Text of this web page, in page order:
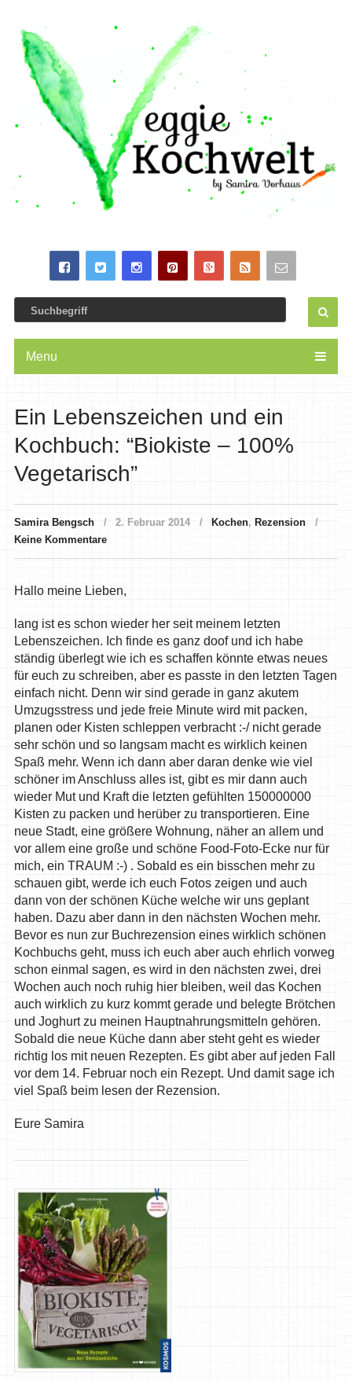
Menu
Ein Lebenszeichen und ein
Kochbuch: “Biokiste – 100%
Vegetarisch”
Samira Bengsch 2. Februar 2014 Kochen, Rezension
Keine Kommentare
Hallo meine Lieben,
lang ist es schon wieder her seit meinem letzten
Lebenszeichen. Ich finde es ganz doof und ich habe
ständig überlegt wie ich es schaffen könnte etwas neues
für euch zu schreiben, aber es passte in den letzten Tagen
einfach nicht. Denn wir sind gerade in ganz akutem
Umzugsstress und jede freie Minute wird mit packen,
planen oder Kisten schleppen verbracht :-/ nicht gerade
sehr schön und so langsam macht es wirklich keinen
Spaß mehr. Wenn ich dann aber daran denke wie viel
schöner im Anschluss alles ist, gibt es mir dann auch
wieder Mut und Kraft die letzten gefühlten 150000000
Kisten zu packen und herüber zu transportieren. Eine
neue Stadt, eine größere Wohnung, näher an allem und
vor allem eine große und schöne Food-Foto-Ecke nur für
mich, ein TRAUM :-) . Sobald es ein bisschen mehr zu
schauen gibt, werde ich euch Fotos zeigen und auch
dann von der schönen Küche welche wir uns geplant
haben. Dazu aber dann in den nächsten Wochen mehr.
Bevor es nun zur Buchrezension eines wirklich schönen
Kochbuchs geht, muss ich euch aber auch ehrlich vorweg
schon einmal sagen, es wird in den nächsten zwei, drei
Wochen auch noch ruhig hier bleiben, weil das Kochen
auch wirklich zu kurz kommt gerade und belegte Brötchen
und Joghurt zu meinen Hauptnahrungsmitteln gehören.
Sobald die neue Küche dann aber steht geht es wieder
richtig los mit neuen Rezepten. Es gibt aber auf jeden Fall
vor dem 14. Februar noch ein Rezept. Und damit sage ich
viel Spaß beim lesen der Rezension.
Eure Samira